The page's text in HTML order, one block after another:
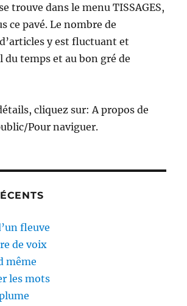
trouve dans le menu TISSAGES,
ce pavé. Le nombre de
y est fluctuant et
du temps et au bon gré de
cliquez sur: A propos de
Pour naviguer.
fleuve
de voix
même
les mots